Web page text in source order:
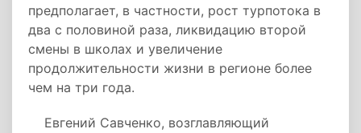
предполагает, в частности, рост турпотока в
два с половиной раза, ликвидацию второй
смены в школах и увеличение
продолжительности жизни в регионе более
чем на три года.
Евгений Савченко, возглавляющий